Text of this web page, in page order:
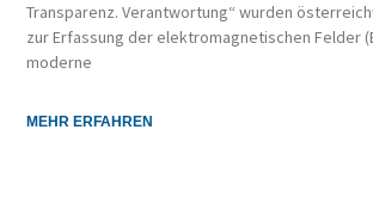
Transparenz. Verantwortung“ wurden
zur Erfassung der elektromagnetischen Felder
moderne
MEHR ERFAHREN